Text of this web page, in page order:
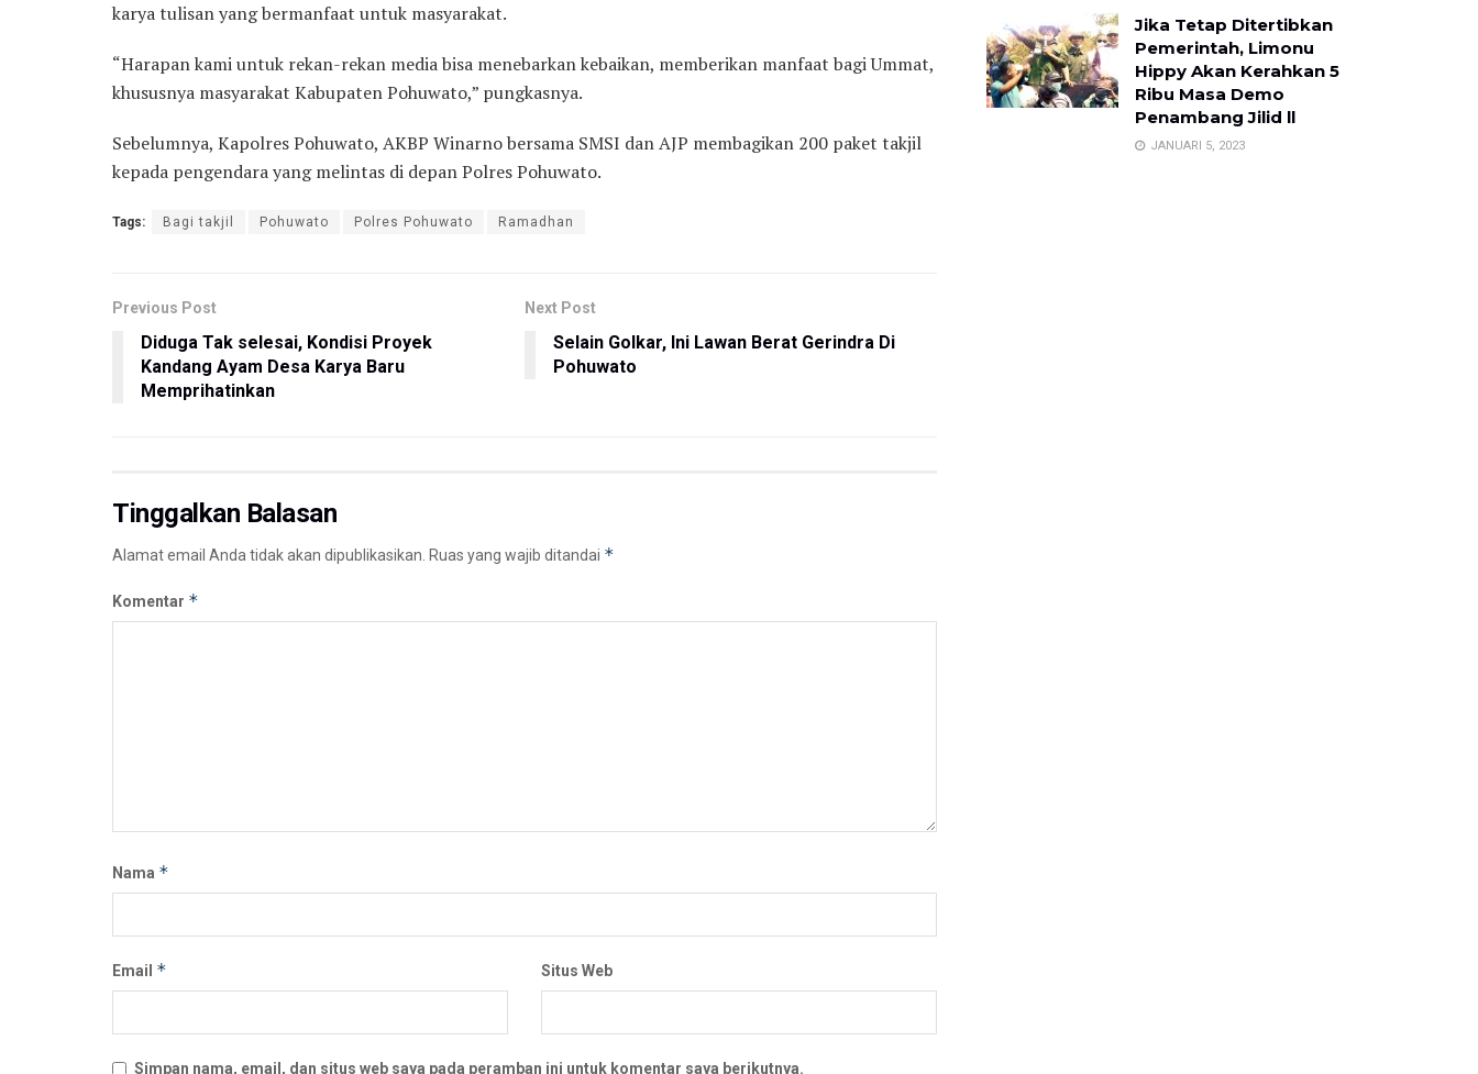
karya tulisan yang bermanfaat untuk masyarakat.
“Harapan kami untuk rekan-rekan media bisa menebarkan kebaikan, memberikan manfaat bagi Ummat,
khususnya masyarakat Kabupaten Pohuwato,” pungkasnya.
Sebelumnya, Kapolres Pohuwato, AKBP Winarno bersama SMSI dan AJP membagikan 200 paket takjil
kepada pengendara yang melintas di depan Polres Pohuwato.
Tags: Bagi takjil Pohuwato Polres Pohuwato Ramadhan
Previous Post
Diduga Tak selesai, Kondisi Proyek
Kandang Ayam Desa Karya Baru
Memprihatinkan
Next Post
Selain Golkar, Ini Lawan Berat Gerindra Di
Pohuwato
Tinggalkan Balasan
Alamat email Anda tidak akan dipublikasikan. Ruas yang wajib ditandai *
Komentar *
Nama *
Email * Situs Web
Simpan nama, email, dan situs web saya pada peramban ini untuk komentar saya berikutnya.
Jika Tetap Ditertibkan
Pemerintah, Limonu
Hippy Akan Kerahkan 5
Ribu Masa Demo
Penambang Jilid ll
JANUARI 5, 2023